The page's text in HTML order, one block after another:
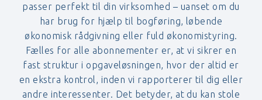
passer perfekt til din virksomhed – uanset om du
har brug for hjælp til bogføring, løbende
økonomisk rådgivning eller fuld økonomistyring.
Fælles for alle abonnementer er, at vi sikrer en
fast struktur i opgaveløsningen, hvor der altid er
en ekstra kontrol, inden vi rapporterer til dig eller
andre interessenter. Det betyder, at du kan stole